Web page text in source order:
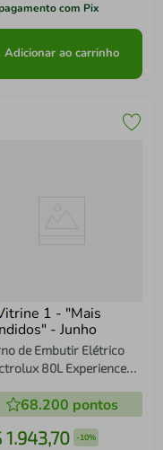
com Pix
Adicionar ao carrinho
de Embutir Elétrico
80L Experience
Touch (OE8EA)
68.200 pontos
1.943,70 -10%